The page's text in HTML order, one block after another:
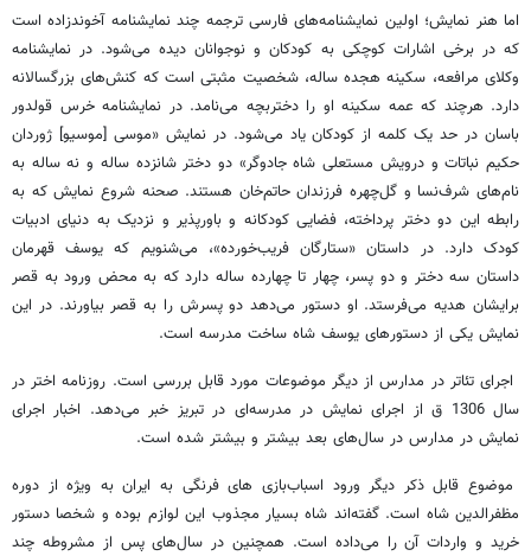
اما هنر نمایش؛ اولین نمایشنامه‌های فارسی ترجمه چند نمایشنامه آخوندزاده است
که در برخی اشارات کوچکی به کودکان و نوجوانان دیده می‌شود. در نمایشنامه
وکلای مرافعه، سکینه هجده ساله، شخصیت مثبتی است که کنش‌های بزرگسالانه
دارد. هرچند که عمه سکینه او را دختربچه می‌نامد. در نمایشنامه خرس قولدور
باسان در حد یک کلمه از کودکان یاد می‌شود. در نمایش «موسی [موسیو] ژوردان
حکیم نباتات و درویش مستعلی شاه جادوگر» دو دختر شانزده ساله و نه ساله به
نام‌های شرف‌نسا و گل‌چهره فرزندان حاتم‌خان هستند. صحنه شروع نمایش که به
رابطه این دو دختر پرداخته، فضایی کودکانه و باورپذیر و نزدیک به دنیای ادبیات
کودک دارد. در داستان «ستارگان فریب‌خورده»، می‌شنویم که یوسف قهرمان
داستان سه دختر و دو پسر، چهار تا چهارده ساله دارد که به محض ورود به قصر
برایشان هدیه می‌فرستد. او دستور می‌دهد دو پسرش را به قصر بیاورند. در این
نمایش یکی از دستورهای یوسف شاه ساخت مدرسه است.
اجرای تئاتر در مدارس از دیگر موضوعات مورد قابل بررسی است. روزنامه اختر در
سال 1306 ق از اجرای نمایش در مدرسه‌ای در تبریز خبر می‌دهد. اخبار اجرای
نمایش در مدارس در سال‌های بعد بیشتر و بیشتر شده است.
موضوع قابل ذکر دیگر ورود اسباب‌بازی های فرنگی به ایران به ویژه از دوره
مظفرالدین شاه است. گفته‌اند شاه بسیار مجذوب این لوازم بوده و شخصا دستور
خرید و واردات آن را می‌داده است. همچنین در سال‌های پس از مشروطه چند